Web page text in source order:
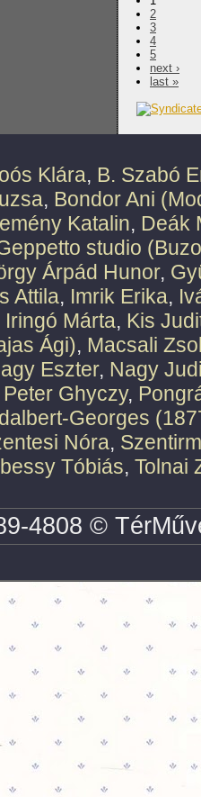
2
3
4
5
next ›
last »
Klára, B. Szabó
, Bondor Ani
Katalin, Deák
studio
Árpád Hunor,
Attila, Imrik Erika,
Iringó Márta, Kis
Ági), Macsali
Eszter, Nagy
Peter Ghyczy,
Georges
Nóra,
Tóbiás, Tolnai
4808 ©